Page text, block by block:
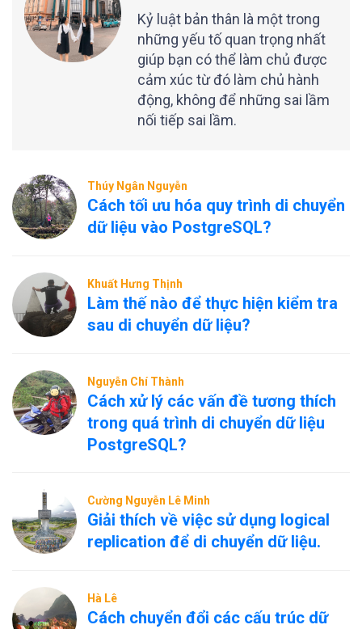
Kỷ luật bản thân là một trong
những yếu tố quan trọng nhất
giúp bạn có thể làm chủ được
cảm xúc từ đó làm chủ hành
động, không để những sai lầm
nối tiếp sai lầm.
Thúy Ngân Nguyễn
Cách tối ưu hóa quy trình di chuyển
dữ liệu vào PostgreSQL?
Khuất Hưng Thịnh
Làm thế nào để thực hiện kiểm tra
sau di chuyển dữ liệu?
Nguyễn Chí Thành
Cách xử lý các vấn đề tương thích
trong quá trình di chuyển dữ liệu
PostgreSQL?
Cường Nguyễn Lê Minh
Giải thích về việc sử dụng logical
replication để di chuyển dữ liệu.
Hà Lê
Cách chuyển đổi các cấu trúc dữ